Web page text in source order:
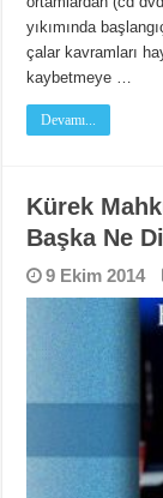
yıkımında
çalar kavramları
kaybetmeye …
Devamı...
Kürek
Başka Ne
9 Ekim 2014